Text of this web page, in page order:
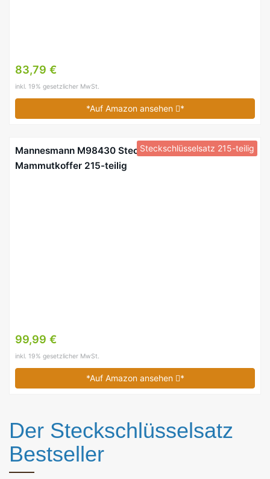
83,79 €
inkl. 19% gesetzlicher MwSt.
*Auf Amazon ansehen *
Steckschlüsselsatz 215-teilig
Mannesmann M98430 Steckschlüsselsatz
Mammutkoffer 215-teilig
99,99 €
inkl. 19% gesetzlicher MwSt.
*Auf Amazon ansehen *
Der Steckschlüsselsatz
Bestseller